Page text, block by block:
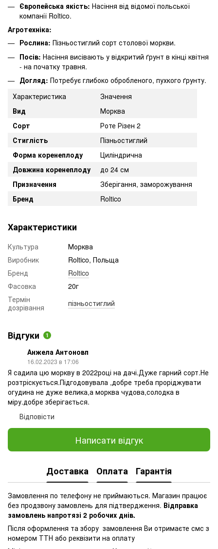
Європейська якість: Насіння від відомої польської
компанії Roltico.
Агротехніка:
Рослина: Пізньостиглий сорт столової моркви.
Посів: Насіння висівають у відкритий ґрунт в кінці квітня
- на початку травня.
Догляд: Потребує глибоко обробленого, пухкого ґрунту.
Характеристика
Значення
Вид
Морква
Сорт
Роте Різен 2
Стиглість
Пізньостиглий
Форма коренеплоду
Циліндрична
Довжина коренеплоду
до 24 см
Призначення
Зберігання, заморожування
Бренд
Roltico
Характеристики
Культура
Морква
Виробник
Roltico, Польща
Бренд
Roltico
Фасовка
20г
Термін
дозрівання
пізньостиглий
Відгуки 1
Анжела Антоновп
16.02.2023 в 17:06
Я садила цю моркву в 2022році на дачі.Дуже гарний сорт.Не
розтріскується.Підгодовувала ,добре треба проріджувати
огудина не дуже велика,а морква чудова,солодка в
міру.добре зберігається.
Відповісти
Написати відгук
Доставка Оплата Гарантія
Замовлення по телефону не приймаються. Магазин працює
без продзвону замовлень для підтвердження. Відправка
замовлень напротязі 2 робочих днів.
Після оформлення та збору замовлення Ви отримаєте смс з
номером ТТН або реквізити на оплату